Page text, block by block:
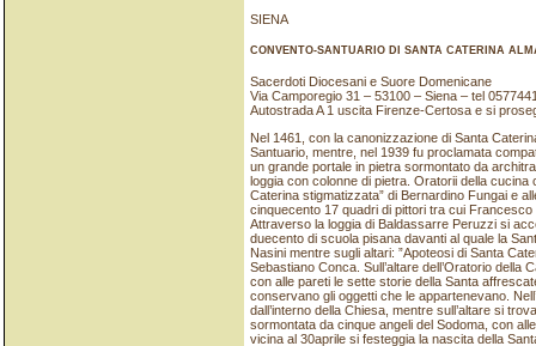
SIENA
CONVENTO-SANTUARIO DI SANTA CATERINA
Sacerdoti Diocesani e Suore Domenicane
Via Camporegio 31 – 53100 – Siena – tel
Autostrada A 1 uscita Firenze-Certosa e si
Nel 1461, con la canonizzazione di Santa
Santuario, mentre, nel 1939 fu proclamata
un grande portale in pietra sormontato da
loggia con colonne di pietra. Oratorii della cucina
Caterina stigmatizzata” di Bernardino Fungai e
cinquecento 17 quadri di pittori tra cui
Attraverso la loggia di Baldassarre Peruzzi si
duecento di scuola pisana davanti al quale la
Nasini mentre sugli altari: ”Apoteosi di Santa
Sebastiano Conca. Sull’altare dell’Oratorio della
con alle pareti le sette storie della Santa
conservano gli oggetti che le appartenevano.
dall’interno della Chiesa, mentre sull’altare si
sormontata da cinque angeli del Sodoma, con
vicina al 30aprile si festeggia la nascita della